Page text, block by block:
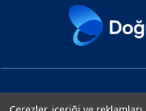
Copyright ©